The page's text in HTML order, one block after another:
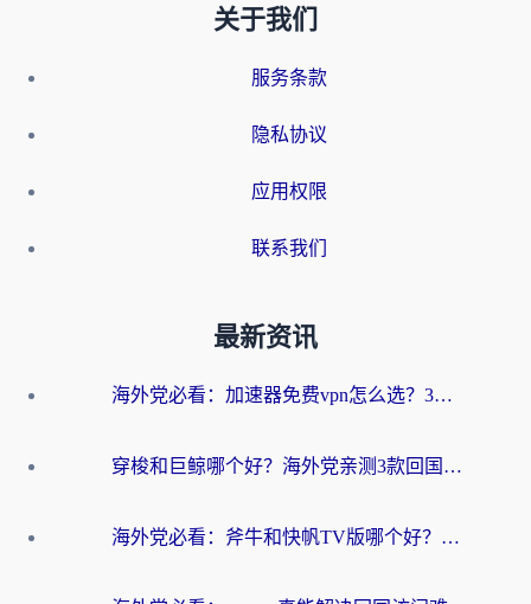
关于我们
服务条款
隐私协议
应用权限
联系我们
最新资讯
海外党必看：加速器免费vpn怎么选？3步教你无缝访问国内资源
穿梭和巨鲸哪个好？海外党亲测3款回国加速器，教你避开90%的坑
海外党必看：斧牛和快帆TV版哪个好？3分钟选对回国加速器，无缝刷B站、追热剧